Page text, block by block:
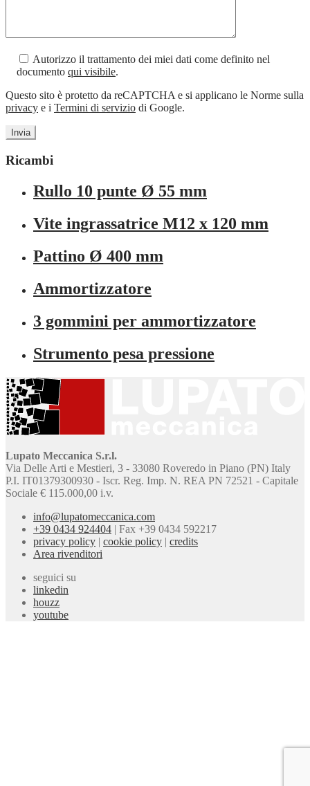
Autorizzo il trattamento dei miei dati come definito nel
documento qui visibile.
Questo sito è protetto da reCAPTCHA e si applicano le Norme sulla
privacy e i Termini di servizio di Google.
Ricambi
Rullo 10 punte Ø 55 mm
Vite ingrassatrice M12 x 120 mm
Pattino Ø 400 mm
Ammortizzatore
3 gommini per ammortizzatore
Strumento pesa pressione
Lupato Meccanica S.r.l.
Via Delle Arti e Mestieri, 3 - 33080 Roveredo in Piano (PN) Italy
P.I. IT01379300930 - Iscr. Reg. Imp. N. REA PN 72521 - Capitale
Sociale € 115.000,00 i.v.
info@lupatomeccanica.com
+39 0434 924404 | Fax +39 0434 592217
privacy policy | cookie policy | credits
Area rivenditori
seguici su
linkedin
houzz
youtube